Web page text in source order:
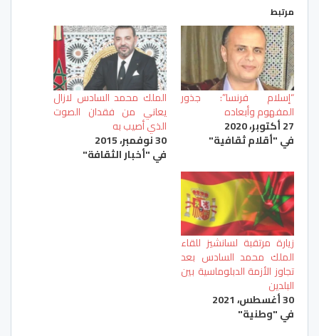
مرتبط
“إسلام فرنسا”: جذور
المفهوم وأبعاده
27 أكتوبر، 2020
في "أقلام ثقافية"
الملك محمد السادس لازال
يعاني من فقدان الصوت
الذي أصيب به
30 نوفمبر، 2015
في "أخبار الثقافة"
زيارة مرتقبة لسانشيز للقاء
الملك محمد السادس بعد
تجاوز الأزمة الدبلوماسية بين
البلدين
30 أغسطس، 2021
في "وطنية"